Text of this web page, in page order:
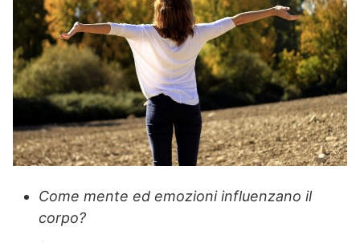
Come mente ed emozioni influenzano il
corpo?